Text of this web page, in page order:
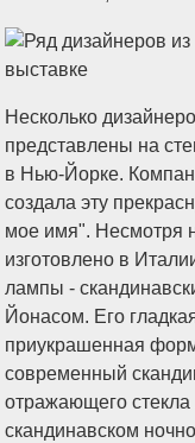
Несколько
представлены на
в Нью-Йорке.
создала эту
мое имя". Несмотря
изготовлено в
лампы -
Йонасом. Его
приукрашенная
современный
отражающего
скандинавском